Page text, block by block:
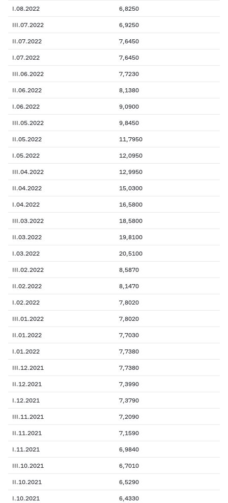
I.08.2022 6,8250
III.07.2022 6,9250
II.07.2022 7,6450
I.07.2022 7,6450
III.06.2022 7,7230
II.06.2022 8,1380
I.06.2022 9,0900
III.05.2022 9,8450
II.05.2022 11,7950
I.05.2022 12,0950
III.04.2022 12,9950
II.04.2022 15,0300
I.04.2022 16,5800
III.03.2022 18,5800
II.03.2022 19,8100
I.03.2022 20,5100
III.02.2022 8,5870
II.02.2022 8,1470
I.02.2022 7,8020
III.01.2022 7,8020
II.01.2022 7,7030
I.01.2022 7,7380
III.12.2021 7,7380
II.12.2021 7,3990
I.12.2021 7,3790
III.11.2021 7,2090
II.11.2021 7,1590
I.11.2021 6,9840
III.10.2021 6,7010
II.10.2021 6,5290
I.10.2021 6,4330